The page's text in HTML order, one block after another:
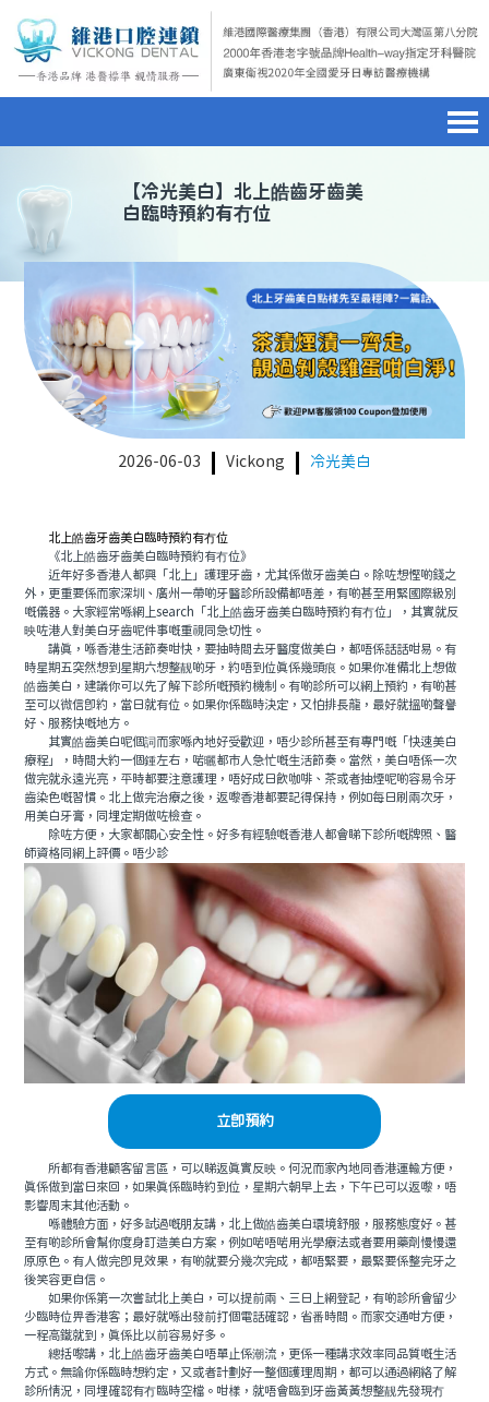
醫院簡介 hospital introduction
醫療新聞medical news
種植牙dental implant
orthodontics
預約牙醫contact us
微信預約
【冷光美白】北上皓齒牙齒美
白臨時預約有冇位
2026-06-03 Vickong 冷光美白
北上皓齒牙齒美白臨時預約有冇位
《北上皓齒牙齒美白臨時預約有冇位》
近年好多香港人都興「北上」護理牙齒，尤其係做牙齒美白。除咗想慳啲錢之
外，更重要係而家深圳、廣州一帶啲牙醫診所設備都唔差，有啲甚至用緊國際級別
嘅儀器。大家經常喺網上search「北上皓齒牙齒美白臨時預約有冇位」，其實就反
映咗港人對美白牙齒呢件事嘅重視同急切性。
講真，喺香港生活節奏咁快，要抽時間去牙醫度做美白，都唔係話話咁易。有
時星期五突然想到星期六想整靓啲牙，約唔到位真係幾頭痕。如果你准備北上想做
皓齒美白，建議你可以先了解下診所嘅預約機制。有啲診所可以網上預約，有啲甚
至可以微信即約，當日就有位。如果你係臨時決定，又怕排長龍，最好就搵啲聲譽
好、服務快嘅地方。
其實皓齒美白呢個詞而家喺內地好受歡迎，唔少診所甚至有專門嘅「快速美白
療程」，時間大約一個鍾左右，啱曬都市人急忙嘅生活節奏。當然，美白唔係一次
做完就永遠光亮，平時都要注意護理，唔好成日飲咖啡、茶或者抽煙呢啲容易令牙
齒染色嘅習慣。北上做完治療之後，返嚟香港都要記得保持，例如每日刷兩次牙，
用美白牙膏，同埋定期做咗檢查。
除咗方便，大家都關心安全性。好多有經驗嘅香港人都會睇下診所嘅牌照、醫
師資格同網上評價。唔少診
立即預約
所都有香港顧客留言區，可以睇返真實反映。何況而家內地同香港運輸方便，
真係做到當日來回，如果真係臨時約到位，星期六朝早上去，下午已可以返嚟，唔
影響周末其他活動。
喺體驗方面，好多試過嘅朋友講，北上做皓齒美白環境舒服，服務態度好。甚
至有啲診所會幫你度身訂造美白方案，例如啱唔啱用光學療法或者要用藥劑慢慢還
原原色。有人做完即見效果，有啲就要分幾次完成，都唔緊要，最緊要係整完牙之
後笑容更自信。
如果你係第一次嘗試北上美白，可以提前兩、三日上網登記，有啲診所會留少
少臨時位畀香港客；最好就喺出發前打個電話確認，省番時間。而家交通咁方便，
一程高鐵就到，真係比以前容易好多。
總括嚟講，北上皓齒牙齒美白唔單止係潮流，更係一種講求效率同品質嘅生活
方式。無論你係臨時想約定，又或者計劃好一整個護理周期，都可以通過網絡了解
診所情況，同埋確認有冇臨時空檔。咁樣，就唔會臨到牙齒黃黃想整靓先發現冇